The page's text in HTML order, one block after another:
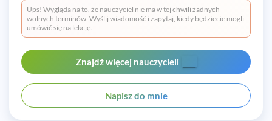
Ups! Wygląda na to, że nauczyciel nie ma w tej chwili żadnych
wolnych terminów. Wyślij wiadomość i zapytaj, kiedy będziecie mogli
umówić się na lekcję.
Znajdź więcej nauczycieli
Napisz do mnie